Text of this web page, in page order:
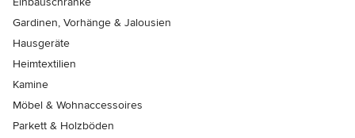
Gardinen, Vorhänge & Jalousien
Hausgeräte
Heimtextilien
Kamine
Möbel & Wohnaccessoires
Parkett & Holzböden